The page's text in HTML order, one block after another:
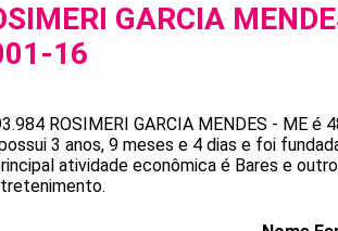
GARCIA
16
ROSIMERI GARCIA MENDES - ME é
possui 3 anos, 9 meses e 4 dias e foi
atividade econômica é Bares e